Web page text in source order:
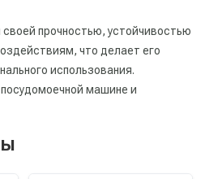
прочностью, устойчивостью
что делает его
использования.
машине и